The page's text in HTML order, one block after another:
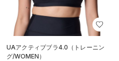
UAアクティブブラ4.0（トレーニン
グ/WOMEN）